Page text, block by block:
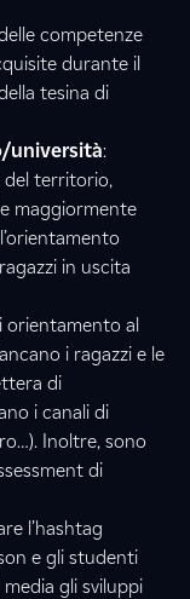
competenze
durante il
tesina di
università:
del territorio,
maggiormente
in uscita
orientamento al
i ragazzi e le
di
i canali di
Inoltre, sono
di
l’hashtag
e gli studenti
gli sviluppi